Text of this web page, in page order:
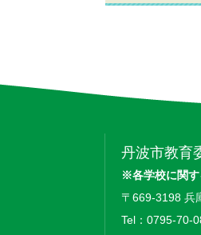
丹波市教育
※各学校に関す
〒669-3198 兵
Tel：0795-70-